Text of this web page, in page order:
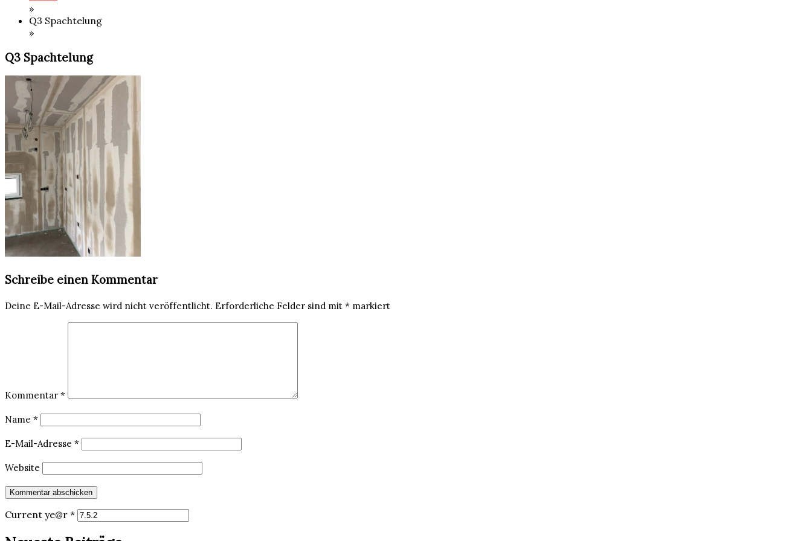
»
Q3 Spachtelung
»
Q3 Spachtelung
Schreibe einen Kommentar
Deine E-Mail-Adresse wird nicht veröffentlicht. Erforderliche Felder sind mit * markiert
Kommentar *
Name *
E-Mail-Adresse *
Website
Current ye@r *